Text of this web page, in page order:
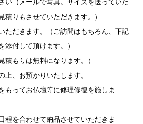
い（メールで写真。サイズを送っていた
積りもさせていただきます。）
ただきます。（ご訪問はもちろん、下記
添付して頂けます。）
積もりは無料になります。）
上、お預かりいたします。
もってお仏壇等に修理修復を施しま
程を合わせて納品させていただきま